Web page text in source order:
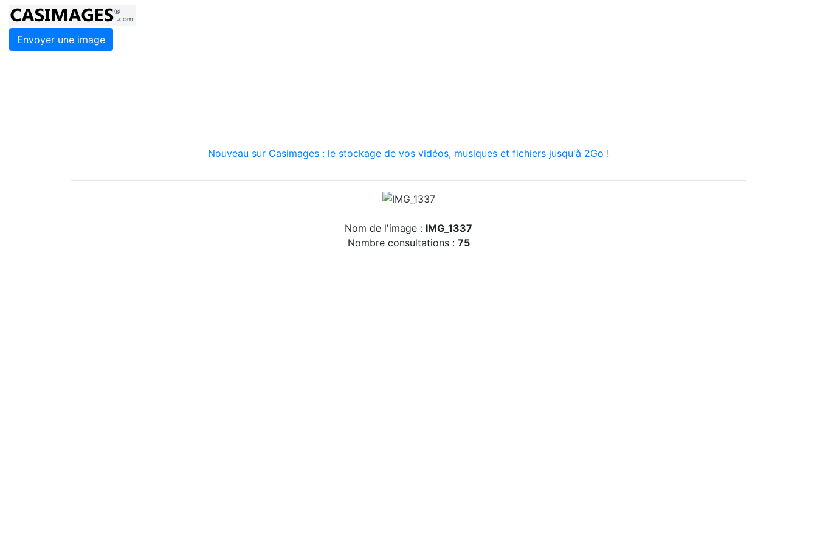
Envoyer une image
Nouveau sur Casimages : le stockage de vos vidéos, musiques et fichiers jusqu'à 2Go !
Nom de l'image : IMG_1337
Nombre consultations : 75